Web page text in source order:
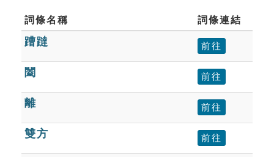
單字索引
生命大百科索引
遊戲專區
教學應用
貓頭鷹博士
詞條名稱 詞條連結
蹧躂 前往
闔 前往
離 前往
雙方 前往